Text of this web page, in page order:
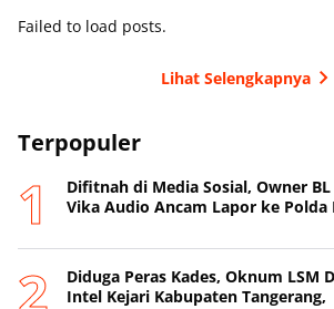
Failed to load posts.
Lihat Selengkapnya
Terpopuler
Difitnah di Media Sosial, Owner
Vika Audio Ancam Lapor ke Polda
Diduga Peras Kades, Oknum LSM
Intel Kejari Kabupaten Tangerang,